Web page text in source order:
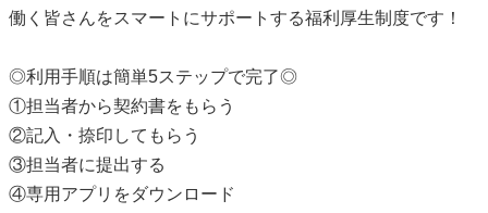
働く皆さんをスマートにサポートする福利厚生制度です！
◎利用手順は簡単5ステップで完了◎
①担当者から契約書をもらう
②記入・捺印してもらう
③担当者に提出する
④専用アプリをダウンロード